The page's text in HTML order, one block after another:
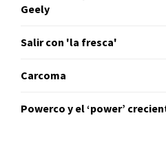
Geely
Salir con 'la fresca'
Carcoma
Powerco y el ‘power’